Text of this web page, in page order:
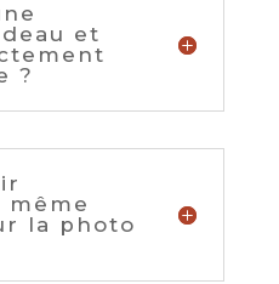
et
?
la photo